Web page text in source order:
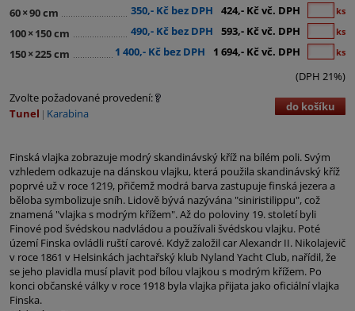
60×90 cm 350,- Kč bez DPH 424,- Kč vč. DPH ks
100× 150 cm 490,- Kč bez DPH 593,- Kč vč. DPH ks
150×225 cm 1 400,- Kč bez DPH 1 694,- Kč vč. DPH ks
(DPH 21%)
Zvolte požadované provedení:
Tunel
Karabina do košíku
Finská vlajka zobrazuje modrý skandinávský kříž na bílém poli. Svým
vzhledem odkazuje na dánskou vlajku, která použila skandinávský kříž
poprvé už v roce 1219, přičemž modrá barva zastupuje finská jezera a
běloba symbolizuje sníh. Lidově bývá nazývána "siniristilippu", což
znamená "vlajka s modrým křížem". Až do poloviny 19. století byli
Finové pod švédskou nadvládou a používali švédskou vlajku. Poté
území Finska ovládli ruští carové. Když založil car Alexandr II. Nikolajevič
v roce 1861 v Helsinkách jachtařský klub Nyland Yacht Club, nařídil, že
se jeho plavidla musí plavit pod bílou vlajkou s modrým křížem. Po
konci občanské války v roce 1918 byla vlajka přijata jako oficiální vlajka
Finska.